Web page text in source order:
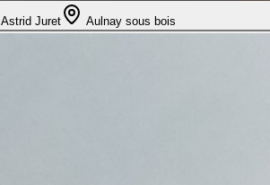
Astrid Juret Aulnay sous bois